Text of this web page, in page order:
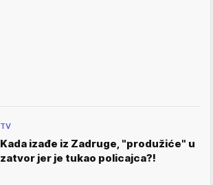
TV
Kada izađe iz Zadruge, "produžiće" u
zatvor jer je tukao policajca?!